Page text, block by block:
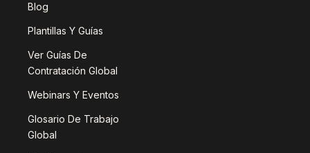
Blog
Plantillas Y Guías
Ver Guías De
Contratación Global
Webinars Y Eventos
Glosario De Trabajo
Global